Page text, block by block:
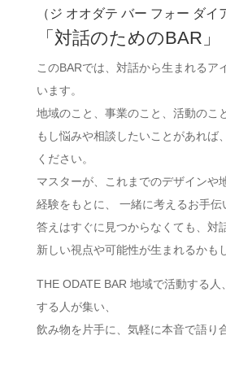
（ジ オオダテ バー フォー ダイ
「対話のためのBAR」
このBARでは、対話から生まれるア
います。
地域のこと、事業のこと、活動のこと
もし悩みや相談したいことがあれば
ください。
マスターが、これまでのデザインや
経験をもとに、 一緒に考えるお手伝
答えはすぐに見つからなくても、対
新しい視点や可能性が生まれるかも
THE ODATE BAR 地域で活動する人
する人が集い、
飲み物を片手に、気軽に本音で語り